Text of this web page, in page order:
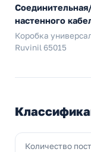
настенного
Коробка
Ruvinil 65015
Количество